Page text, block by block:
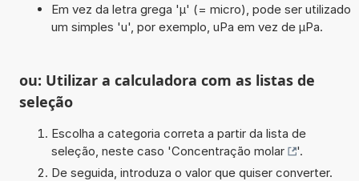
Em vez da letra grega 'µ' (= micro), pode ser utilizado
um simples 'u', por exemplo, uPa em vez de µPa.
ou: Utilizar a calculadora com as listas de
seleção
Escolha a categoria correta a partir da lista de
seleção, neste caso 'Concentração molar
'.
De seguida, introduza o valor que quiser converter.